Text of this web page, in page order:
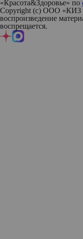
«Красота&Здоровье» по
Copyright (с) ООО
воспроизведение
воспрещается.